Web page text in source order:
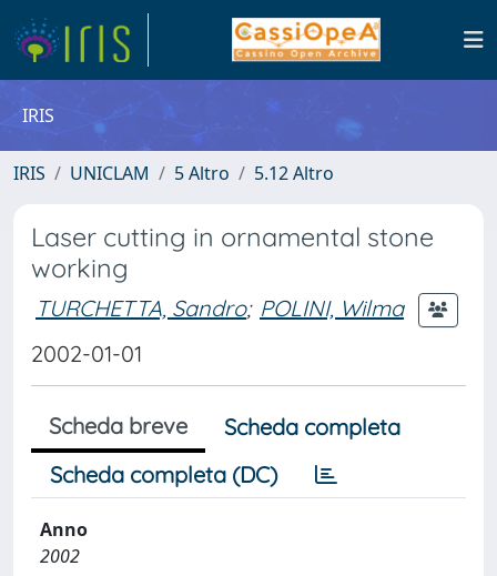
IRIS
IRIS UNICLAM 5 Altro 5.12 Altro
Laser cutting in ornamental stone
working
TURCHETTA, Sandro; POLINI, Wilma
2002-01-01
Scheda breve
Scheda completa
Scheda completa (DC)
Anno
2002